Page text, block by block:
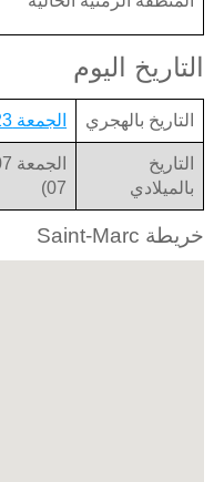
التاريخ اليوم
التاريخ بالهجري الجمعة 23 صفر 1448 (1448-02-23)
التاريخ
بالميلادي
07)
خريطة Saint-Marc